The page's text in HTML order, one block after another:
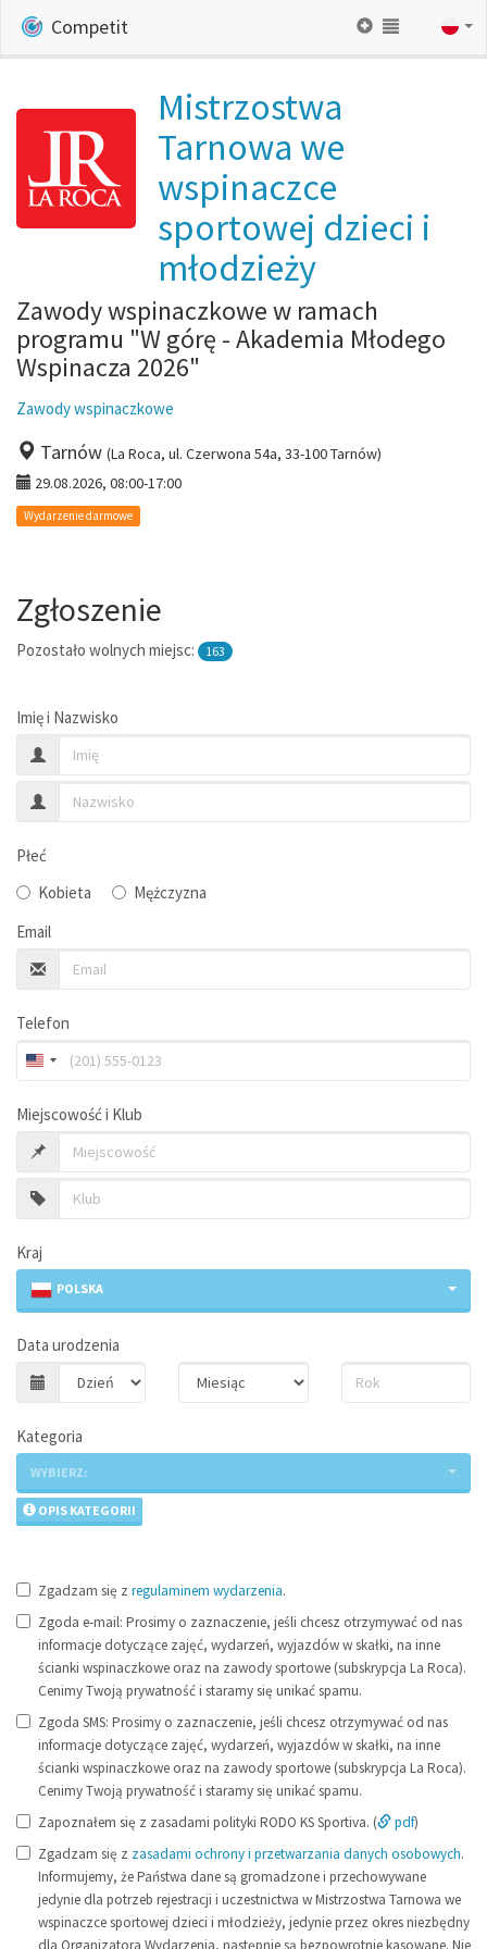
Competit
Mistrzostwa
Tarnowa we
wspinaczce
sportowej dzieci i
młodzieży
Zawody wspinaczkowe w ramach
programu "W górę - Akademia Młodego
Wspinacza 2026"
Zawody wspinaczkowe
Tarnów (La Roca, ul. Czerwona 54a, 33-100 Tarnów)
29.08.2026, 08:00-17:00
Wydarzenie darmowe
Zgłoszenie
Pozostało wolnych miejsc: 163
Imię i Nazwisko
Płeć
Kobieta
Mężczyzna
Email
Telefon
Miejscowość i Klub
Kraj
POLSKA
Data urodzenia
Kategoria
WYBIERZ:
OPIS KATEGORII
Zgadzam się z regulaminem wydarzenia.
Zgoda e-mail: Prosimy o zaznaczenie, jeśli chcesz otrzymywać od nas
informacje dotyczące zajęć, wydarzeń, wyjazdów w skałki, na inne
ścianki wspinaczkowe oraz na zawody sportowe (subskrypcja La Roca).
Cenimy Twoją prywatność i staramy się unikać spamu.
Zgoda SMS: Prosimy o zaznaczenie, jeśli chcesz otrzymywać od nas
informacje dotyczące zajęć, wydarzeń, wyjazdów w skałki, na inne
ścianki wspinaczkowe oraz na zawody sportowe (subskrypcja La Roca).
Cenimy Twoją prywatność i staramy się unikać spamu.
Zapoznałem się z zasadami polityki RODO KS Sportiva. (
pdf)
Zgadzam się z zasadami ochrony i przetwarzania danych osobowych.
Informujemy, że Państwa dane są gromadzone i przechowywane
jedynie dla potrzeb rejestracji i uczestnictwa w Mistrzostwa Tarnowa we
wspinaczce sportowej dzieci i młodzieży, jedynie przez okres niezbędny
dla Organizatora Wydarzenia, następnie są bezpowrotnie kasowane. Nie